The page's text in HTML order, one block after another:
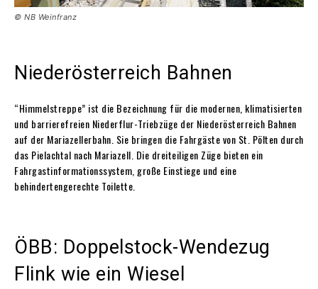
© NB Weinfranz
Niederösterreich Bahnen
“Himmelstreppe” ist die Bezeichnung für die modernen, klimatisierten
und barrierefreien Niederflur-Triebzüge der Niederösterreich Bahnen
auf der Mariazellerbahn. Sie bringen die Fahrgäste von St. Pölten durch
das Pielachtal nach Mariazell. Die dreiteiligen Züge bieten ein
Fahrgastinformationssystem, große Einstiege und eine
behindertengerechte Toilette.
ÖBB: Doppelstock-Wendezug
Flink wie ein Wiesel